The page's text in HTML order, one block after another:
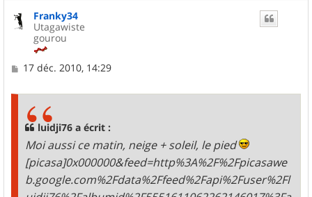
u
Franky34
Utagawiste
gourou
M17 déc. 2010, 14:29
luidji76 a écrit :
Moi aussi ce matin, neige + soleil, le pied
[picasa]0x000000&feed=http%3A%2F%2Fpicasawe
b.google.com%2Fdata%2Ffeed%2Fapi%2Fuser%2Fl